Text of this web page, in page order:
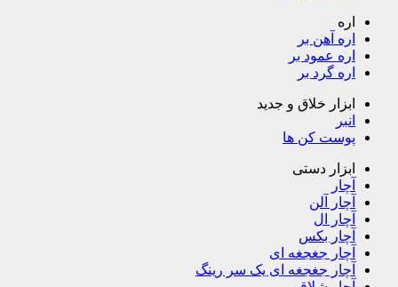
اره
اره آهن بر
اره عمود بر
اره گرد بر
ابزار خلاق و جدید
انبر
پوست کن ها
ابزار دستی
آچار
آچار آلن
آچار ال
آچار بکس
آچار جغجغه ای
آچار جغجغه ای یک سر رینگ